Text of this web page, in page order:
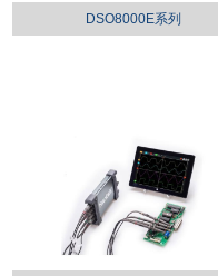
DSO8000E系列